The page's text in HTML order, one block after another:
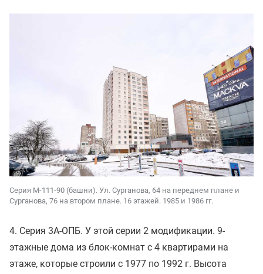
Серия М-111-90 (башни). Ул. Сурганова, 64 на переднем плане и
Сурганова, 76 на втором плане. 16 этажей. 1985 и 1986 гг.
4. Серия 3А-ОПБ. У этой серии 2 модификации. 9-
этажные дома из блок-комнат с 4 квартирами на
этаже, которые строили с 1977 по 1992 г. Высота